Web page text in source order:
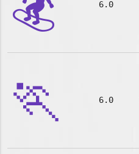
6.0
🏃 6.0